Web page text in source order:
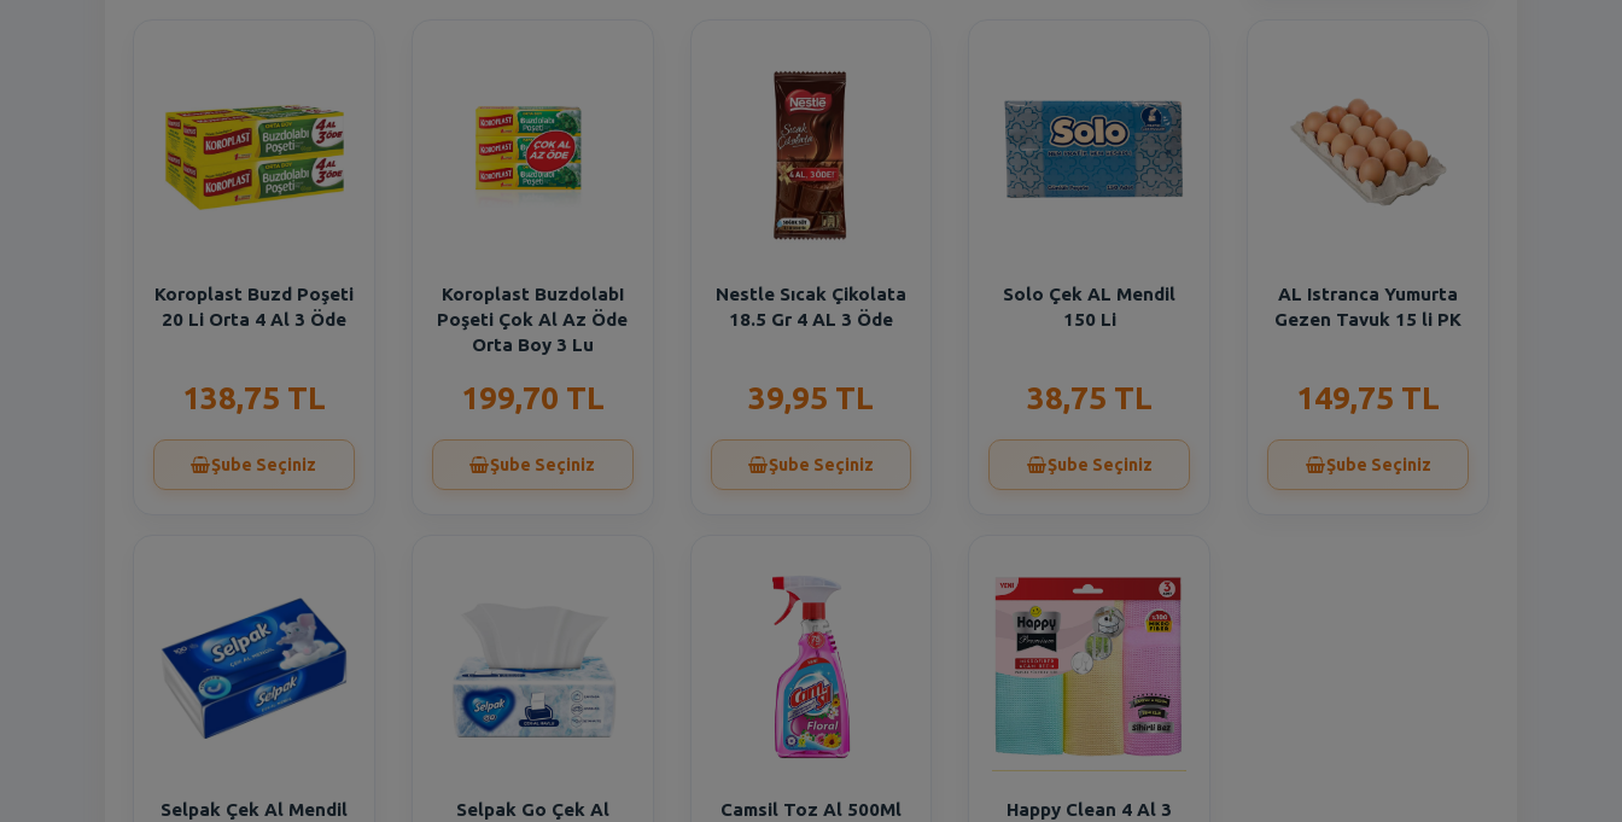
Koroplast Buzd Poşeti
20 Li Orta 4 Al 3 Öde
138,75 TL
Şube Seçiniz
Koroplast BuzdolabI
Poşeti Çok Al Az Öde
Orta Boy 3 Lu
199,70 TL
Şube Seçiniz
Nestle Sıcak Çikolata
18.5 Gr 4 AL 3 Öde
39,95 TL
Şube Seçiniz
Solo Çek AL Mendil
150 Li
38,75 TL
Şube Seçiniz
AL Istranca Yumurta
Gezen Tavuk 15 li PK
149,75 TL
Şube Seçiniz
Selpak Çek Al Mendil
Selpak Go Çek Al
Camsil Toz Al 500Ml
Happy Clean 4 Al 3